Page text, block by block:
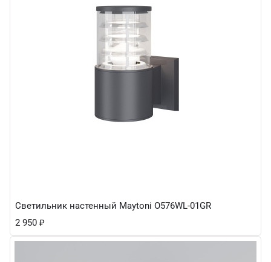
Светильник настенный Maytoni O576WL-01GR
2 950 ₽